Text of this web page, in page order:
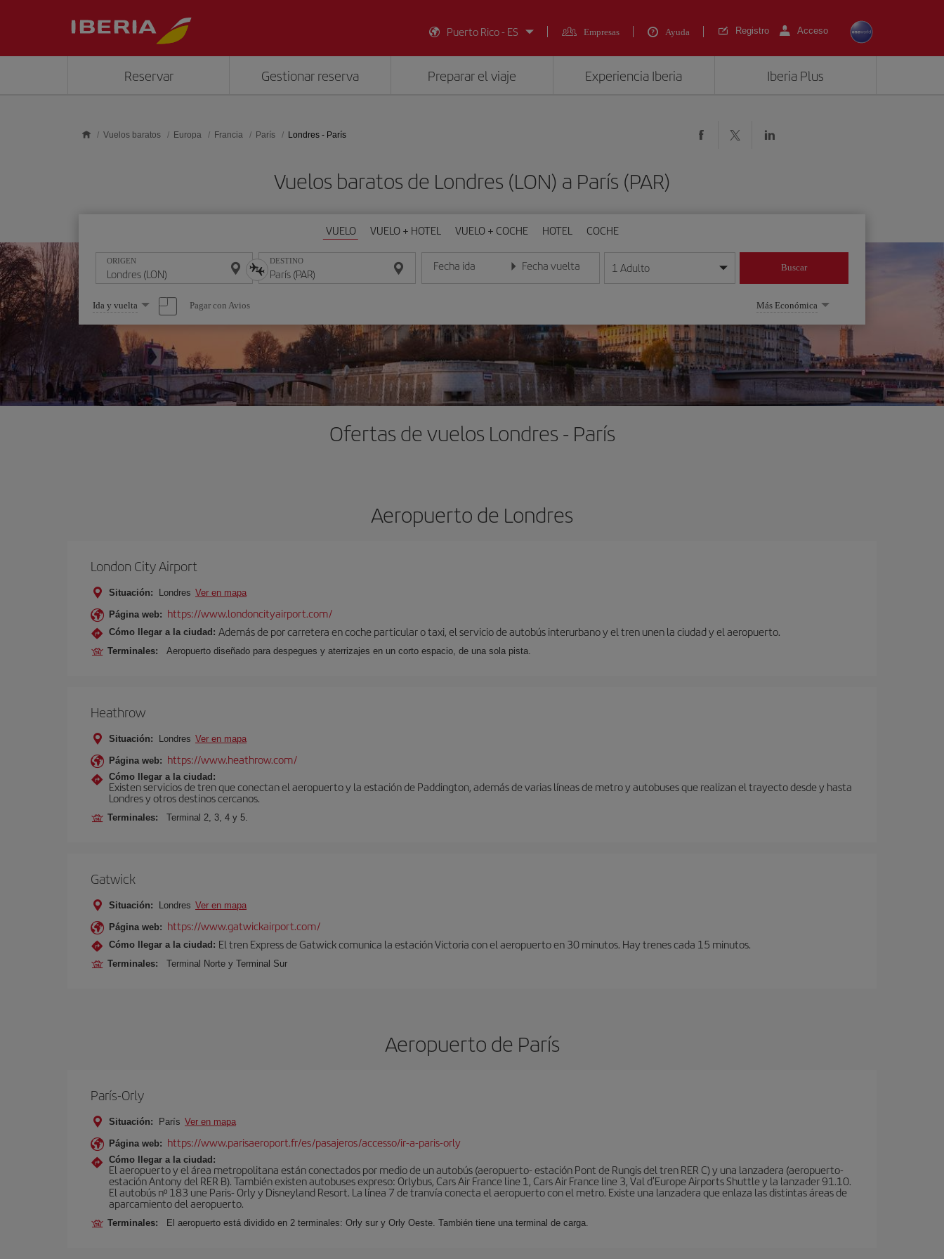
Puerto Rico - ES
Empresas Ayuda Registro Acceso
Reservar Gestionar reserva Preparar el viaje Experiencia Iberia Iberia Plus
Vuelos baratos Europa Francia París Londres - París
Vuelos baratos de Londres (LON) a París (PAR)
VUELO VUELO + HOTEL VUELO + COCHE HOTEL COCHE
ORIGEN DESTINO Fecha ida
Introduce la fecha en formato día/mes/año
Fecha vuelta
Introduce la fecha en formato día/mes/año
1 Adulto Buscar
Seleccione
una
opción
Ida y vuelta Pagar con Avios Más Económica
Ofertas de vuelos Londres - París
Aeropuerto de Londres
London City Airport
Situación: Londres Ver en mapa
Página web: https://www.londoncityairport.com/
Cómo llegar a la ciudad: Además de por carretera en coche particular o taxi, el servicio de autobús interurbano y el tren unen la ciudad y el aeropuerto.
Terminales: Aeropuerto diseñado para despegues y aterrizajes en un corto espacio, de una sola pista.
Heathrow
Situación: Londres Ver en mapa
Página web: https://www.heathrow.com/
Cómo llegar a la ciudad:
Existen servicios de tren que conectan el aeropuerto y la estación de Paddington, además de varias líneas de metro y autobuses que realizan el trayecto desde y hasta
Londres y otros destinos cercanos.
Terminales: Terminal 2, 3, 4 y 5.
Gatwick
Situación: Londres Ver en mapa
Página web: https://www.gatwickairport.com/
Cómo llegar a la ciudad: El tren Express de Gatwick comunica la estación Victoria con el aeropuerto en 30 minutos. Hay trenes cada 15 minutos.
Terminales: Terminal Norte y Terminal Sur
Aeropuerto de París
París-Orly
Situación: París Ver en mapa
Página web: https://www.parisaeroport.fr/es/pasajeros/accesso/ir-a-paris-orly
Cómo llegar a la ciudad:
El aeropuerto y el área metropolitana están conectados por medio de un autobús (aeropuerto- estación Pont de Rungis del tren RER C) y una lanzadera (aeropuerto-
estación Antony del RER B). También existen autobuses expreso: Orlybus, Cars Air France line 1, Cars Air France line 3, Val d'Europe Airports Shuttle y la lanzader 91.10.
El autobús nº 183 une Paris- Orly y Disneyland Resort. La línea 7 de tranvía conecta el aeropuerto con el metro. Existe una lanzadera que enlaza las distintas áreas de
aparcamiento del aeropuerto.
Terminales: El aeropuerto está dividido en 2 terminales: Orly sur y Orly Oeste. También tiene una terminal de carga.